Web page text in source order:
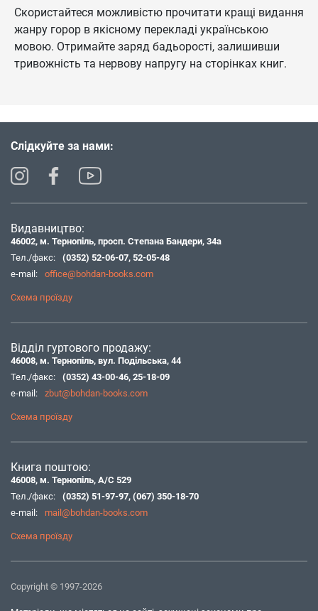
Скористайтеся можливістю прочитати кращі видання
жанру горор в якісному перекладі українською
мовою. Отримайте заряд бадьорості, залишивши
тривожність та нервову напругу на сторінках книг.
Слідкуйте за нами:
Видавництво:
46002, м. Тернопіль, просп. Степана Бандери, 34а
Тел./факс:
(0352) 52-06-07, 52-05-48
e-mail:
office@bohdan-books.com
Схема проїзду
Відділ гуртового продажу:
46008, м. Тернопіль, вул. Подільська, 44
Тел./факс:
(0352) 43-00-46, 25-18-09
e-mail:
zbut@bohdan-books.com
Схема проїзду
Книга поштою:
46008, м. Тернопіль, А/С 529
Тел./факс:
(0352) 51-97-97, (067) 350-18-70
e-mail:
mail@bohdan-books.com
Схема проїзду
Copyright © 1997-2026